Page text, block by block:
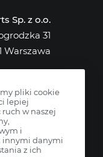
Sp. z o.o.
31
Warszawa
034-91-62
pliki cookie
lepiej
w naszej
i
innymi danymi
z ich